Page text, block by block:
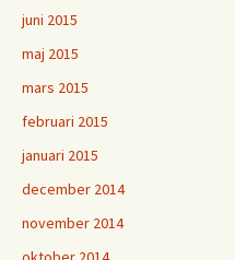
juni 2015
maj 2015
mars 2015
februari 2015
januari 2015
december 2014
november 2014